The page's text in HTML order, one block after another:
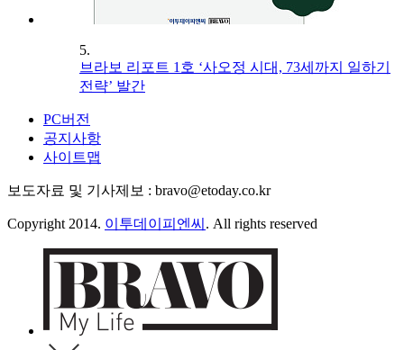
5.
브라보 리포트 1호 ‘사오정 시대, 73세까지 일하기
전략’ 발간
PC버전
공지사항
사이트맵
보도자료 및 기사제보 : bravo@etoday.co.kr
Copyright 2014. 이투데이피엔씨 . All rights reserved